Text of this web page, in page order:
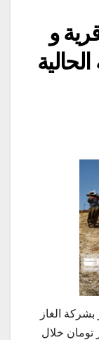
الغاز الى 6700 قرية و
الغاز
انفاق 71 الف مليار تومان خلال